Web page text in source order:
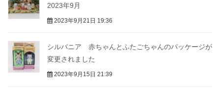
2023年9月
2023年9月21日 19:36
シルバニア 赤ちゃんとふたごちゃんのパッケージが
変更されました
2023年9月15日 21:39